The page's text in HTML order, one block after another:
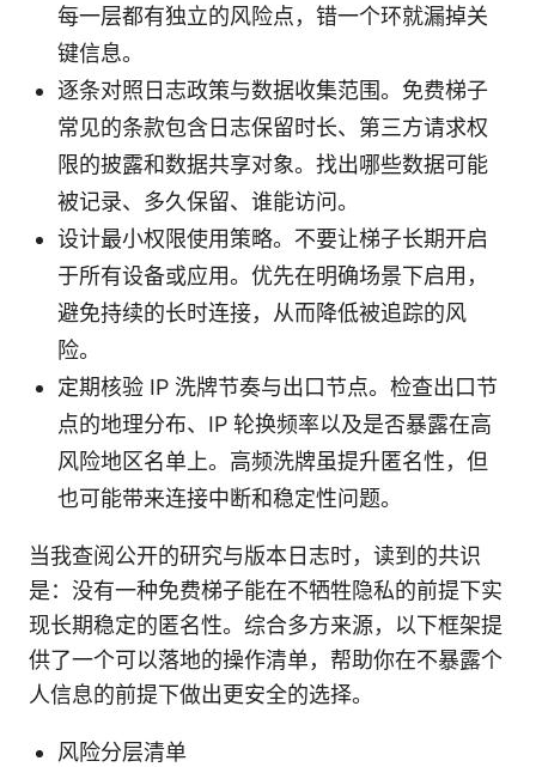
每一层都有独立的风险点，错一个环就漏掉关
键信息。
逐条对照日志政策与数据收集范围。免费梯子
常见的条款包含日志保留时长、第三方请求权
限的披露和数据共享对象。找出哪些数据可能
被记录、多久保留、谁能访问。
设计最小权限使用策略。不要让梯子长期开启
于所有设备或应用。优先在明确场景下启用，
避免持续的长时连接，从而降低被追踪的风
险。
定期核验 IP 洗牌节奏与出口节点。检查出口节
点的地理分布、IP 轮换频率以及是否暴露在高
风险地区名单上。高频洗牌虽提升匿名性，但
也可能带来连接中断和稳定性问题。
当我查阅公开的研究与版本日志时，读到的共识
是：没有一种免费梯子能在不牺牲隐私的前提下实
现长期稳定的匿名性。综合多方来源，以下框架提
供了一个可以落地的操作清单，帮助你在不暴露个
人信息的前提下做出更安全的选择。
风险分层清单